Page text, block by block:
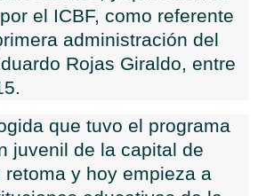
el ICBF, como referente
administración del
Rojas Giraldo, entre
que tuvo el programa
juvenil de la capital de
retoma y hoy empieza a